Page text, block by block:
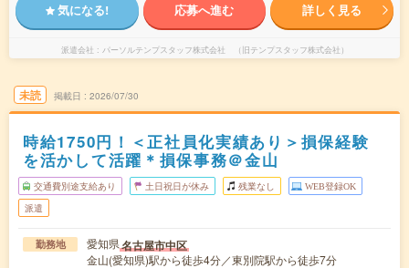
気になる! 応募へ進む 詳しく見る
派遣会社 パーソルテンプスタッフ株式会社 （旧テンプスタッフ株式会社）
未読 掲載日 2026/07/30
時給1750円！＜正社員化実績あり＞損保経験
を活かして活躍＊損保事務＠金山
交通費別途支給あり 土日祝日が休み 残業なし WEB登録OK
派遣
勤務地 愛知県名古屋市中区
金山(愛知県)駅から徒歩4分／東別院駅から徒歩7分